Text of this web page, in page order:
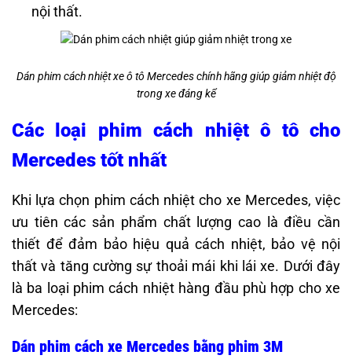
nội thất.
Dán phim cách nhiệt xe ô tô Mercedes chính hãng giúp giảm nhiệt độ
trong xe đáng kể
Các loại phim cách nhiệt ô tô cho
Mercedes tốt nhất
Khi lựa chọn phim cách nhiệt cho xe Mercedes, việc
ưu tiên các sản phẩm chất lượng cao là điều cần
thiết để đảm bảo hiệu quả cách nhiệt, bảo vệ nội
thất và tăng cường sự thoải mái khi lái xe. Dưới đây
là ba loại phim cách nhiệt hàng đầu phù hợp cho xe
Mercedes:
Dán phim cách xe Mercedes bằng phim 3M